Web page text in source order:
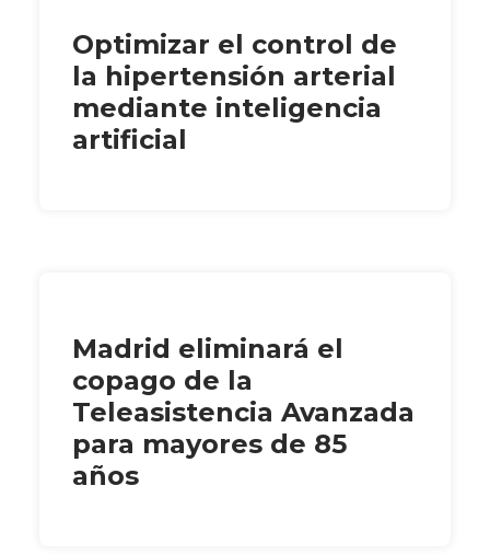
Optimizar el control de
la hipertensión arterial
mediante inteligencia
artificial
Madrid eliminará el
copago de la
Teleasistencia Avanzada
para mayores de 85
años